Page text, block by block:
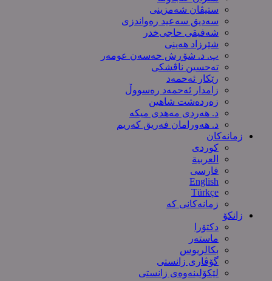
ستیڤان شەمزینی
سەدیق سەعید رەواندزی
شه‌فیقی حاجی‌خدر
شێرزاد هەینی
پ. د. شۆڕش حەسەن عومەر
تەحسین ناڤشکی
رێکار ئەحمەد
زامدار ئەحمەد رەسووڵ
زه‌رده‌شت شاهین
د. هەردی مەهدی میکە
د. هەورامان فەریق كەریم
زمانەکان
کوردی
العربیة
فارسی
English
Türkçe
زمانەکانی کە
زانکۆ
دکتۆرا
ماستەر
بکالریوس
گۆڤاری زانستی
لێکۆلینەوەی زانستی